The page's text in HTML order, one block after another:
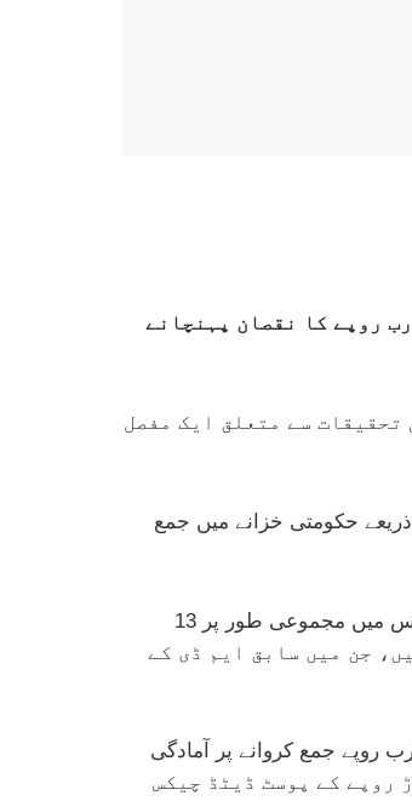
اے کراچی کی تاریخ کی سب سے بڑی ریکوری کے معاملے میں اہم پیش رفت سامنے آ گئی ہے، جہاں قومی خزانے کو 47 ارب روپے کا نقصان پہنچانے
سے متعلق ایک مفصل
پر فراڈ کے ذریعے حکومتی خزانے میں جمع
رپورٹ میں مزید بتایا گیا ہے کہ اس مبینہ فراڈ کے مدعی وزارتِ توانائی و پیٹرولیم کے ڈپٹی ڈائریکٹر اشفاق احمد تھے، جبکہ اس کیس میں مجموعی طور پر 13
جن میں سابق ایم ڈی کے
کا عمل دو برس تک مختلف تفتیشی افسران کے سپرد رہا، جس کے بعد بالآخر مذکورہ کمپنی نے حکومتی خزانے میں 47 ارب روپے جمع کروانے پر آمادگی
کمپنی کی جانب سے ایک ارب روپے کی پہلی قسط نقد ادا کر دی گئی ہے، جبکہ بقیہ 46 ارب 40 کروڑ روپے کے پوسٹ ڈیٹڈ چیکس